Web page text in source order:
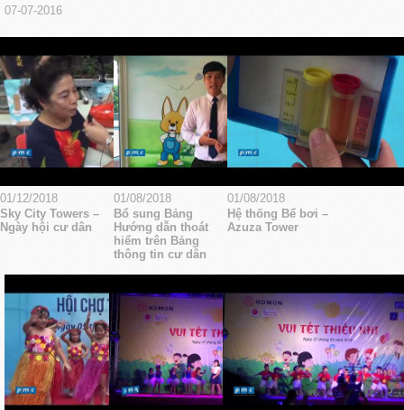
07-07-2016
01/12/2018
Sky City Towers –
Ngày hội cư dân
01/08/2018
Bổ sung Bảng
Hướng dẫn thoát
hiểm trên Bảng
thông tin cư dân
01/08/2018
Hệ thống Bể bơi –
Azuza Tower